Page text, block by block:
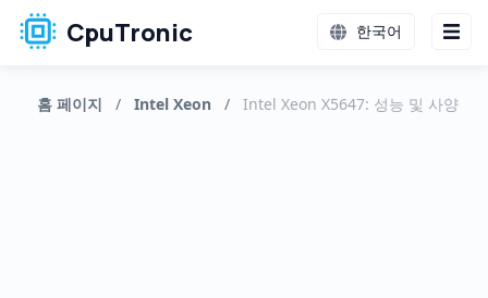
CpuTronic 한국어
홈 페이지 / Intel Xeon / Intel Xeon X5647: 성능 및 사양